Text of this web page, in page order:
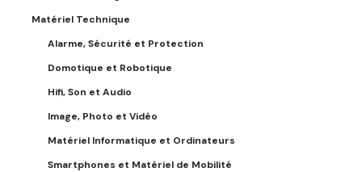
Matériel Technique
Alarme, Sécurité et Protection
Domotique et Robotique
Hifi, Son et Audio
Image, Photo et Vidéo
Matériel Informatique et Ordinateurs
Smartphones et Matériel de Mobilité